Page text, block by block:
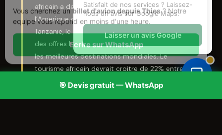
africain a depasse en superficie celui de
l’Amerique du Nord. Le Rwanda, le Kenya, la
Tanzanie, le Senegal et l’Ethiopie presentent
des offres haut de gamme qui rivalisent avec
les meilleures destinations mondiales. Le
tourisme africain devrait croitre de 22% entre
2026 et 2030.
Vous cherchez unbillet d'avion depuis Thies ? Notre
equipe vous repond en moins d'une heure.
Ecrire sur WhatsApp
Satisfait de nos services ? Laissez-
nous un avis sur Google Maps.
Laisser un avis Google